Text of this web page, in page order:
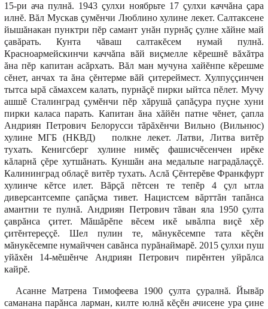
15-ри ача пулнă. 1943 çулхи ноябрьте 17 çулхи каччăна çара
илнĕ. Вăл Мускав çумĕнчи Люблино хулине лекет. Салтаксене
йышăнакан пунктри пĕр самант унăн пурнăç çулне хăйне май
çавăрать. Кунта чăваш салтакĕсем нумай пулнă.
Красноармейскинчи каччăпа вăй виçмелле кĕрешнĕ вăхăтра
ăна пĕр капитан асăрхать. Вăл ман мучуна хайĕнпе кĕрешме
сĕнет, анчах та ăна çĕнтерме вăй çитереймест. Хулпуççинчен
тытса ырă сăмахсем калать, пурнăçĕ пирки ыйтса пĕлет. Мучу
ашшĕ Сталинград çумĕнчи пĕр хăрушă çапăçура пуçне хуни
пирки каласа парать. Капитан ăна хăйĕн патне чĕнет, çапла
Андриян Петрович Белорусси тăрăхĕнчи Вильно (Вильнюс)
хулине МГБ (НКВД) полкне лекет. Латви, Литва витĕр
тухать. Кенигсберг хулине нимĕç фашисчĕсенчен ирĕке
кăларнă çĕре хутшăнать. Куншăн ана медальпе наградăлаççĕ.
Калининград облаçĕ витĕр тухать. Аслă Çĕнтерĕве Франкфурт
хулинче кĕтсе илет. Вăрçă пĕтсен те тепĕр 4 çул ытла
диверсантсемпе çапăçма тивет. Нацистсем вăрттăн тапăнса
амантни те пулнă. Андриян Петрович тăван яла 1950 çулта
çаврăнса çитет. Мăшăрĕпе вĕсем икĕ ывăлпа виçĕ хĕр
çитĕнтереççĕ. Шел пулин те, мăнукĕсемпе тата кĕçĕн
мăнукĕсемпе нумайччен савăнса пурăнаймарĕ. 2015 çулхи пуш
уйăхĕн 14-мĕшĕнче Андриян Петрович пирĕнтен уйрăлса
кайрĕ.
Асанне Матрена Тимофеева 1900 çулта çуралнă. Йывăр
саманана парăнса ларман, килте юлнă кĕçĕн ачисене ура çине